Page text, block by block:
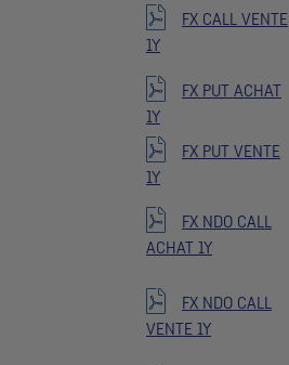
FX CALL VENTE
1Y
FX PUT ACHAT
1Y
FX PUT VENTE
1Y
FX NDO CALL
ACHAT 1Y
FX NDO CALL
VENTE 1Y